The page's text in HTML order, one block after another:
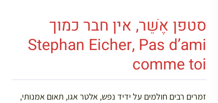
סטפן אֶשֵׁר, אין חבר כמוך
Stephan Eicher, Pas d’ami
comme toi
זמרים רבים חולמים על ידיד נפש, אלטר אגו, תאום אמנותי,